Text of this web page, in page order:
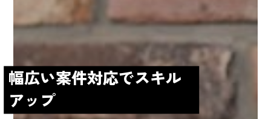
幅広い案件対応でスキル
アップ